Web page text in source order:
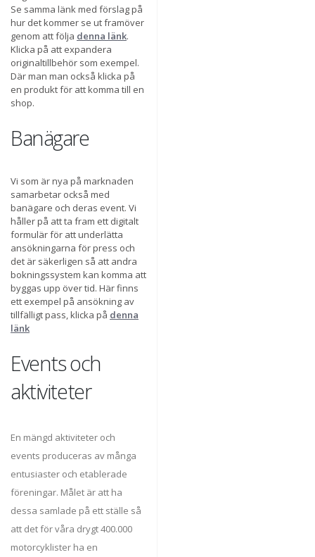
Se samma länk med förslag på
hur det kommer se ut framöver
genom att följa denna länk.
Klicka på att expandera
originaltillbehör som exempel.
Där man man också klicka på
en produkt för att komma till en
shop.
Banägare
Vi som är nya på marknaden
samarbetar också med
banägare och deras event. Vi
håller på att ta fram ett digitalt
formulär för att underlätta
ansökningarna för press och
det är säkerligen så att andra
bokningssystem kan komma att
byggas upp över tid. Här finns
ett exempel på ansökning av
tillfälligt pass, klicka på denna
länk
Events och
aktiviteter
En mängd aktiviteter och
events produceras av många
entusiaster och etablerade
föreningar. Målet är att ha
dessa samlade på ett ställe så
att det för våra drygt 400.000
motorcyklister ha en